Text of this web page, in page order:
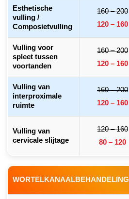
Esthetische
vulling /
Composietvulling
160 – 200
120 – 160
Vulling voor
spleet tussen
voortanden
160 – 200
120 – 160
Vulling van
interproximale
ruimte
160 – 200
120 – 160
Vulling van
cervicale slijtage
120 – 160
80 – 120
WORTELKANAALBEHANDELING